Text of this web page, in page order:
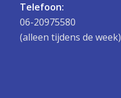
Telefoon:
06-20975580
(alleen tijdens de week)